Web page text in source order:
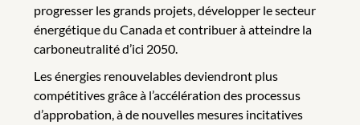
progresser les grands projets, développer le secteur
énergétique du Canada et contribuer à atteindre la
carboneutralité d’ici 2050.
Les énergies renouvelables deviendront plus
compétitives grâce à l’accélération des processus
d’approbation, à de nouvelles mesures incitatives